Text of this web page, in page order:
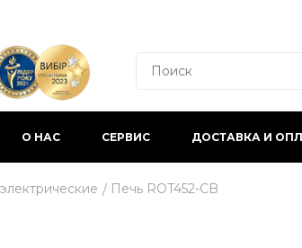
О НАС СЕРВИС ДОСТАВКА И
Печь ROT452-CB